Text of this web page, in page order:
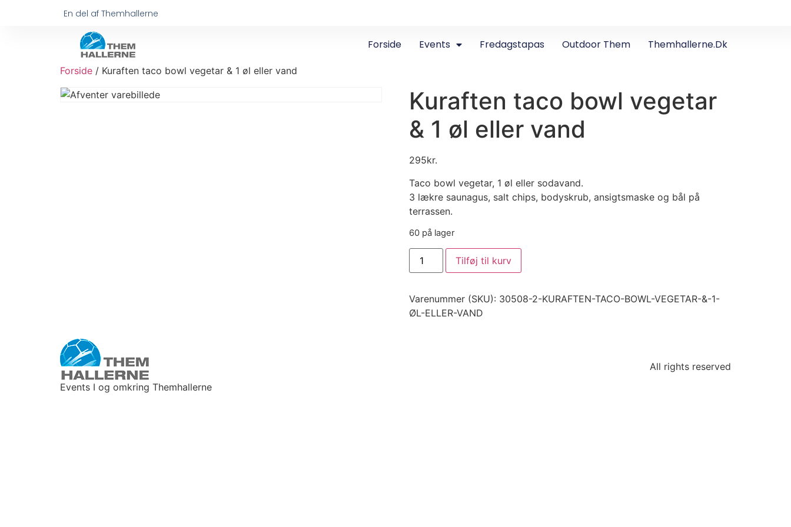
En del af Themhallerne
Forside Events Fredagstapas Outdoor Them Themhallerne.dk
Forside / Kuraften taco bowl vegetar & 1 øl eller vand
Kuraften taco bowl vegetar
& 1 øl eller vand
295kr.
Taco bowl vegetar, 1 øl eller sodavand.
3 lækre saunagus, salt chips, bodyskrub, ansigtsmaske og bål på
terrassen.
60 på lager
Tilføj til kurv
Varenummer (SKU): 30508-2-KURAFTEN-TACO-BOWL-VEGETAR-&-1-
ØL-ELLER-VAND
Events I og omkring Themhallerne
All rights reserved